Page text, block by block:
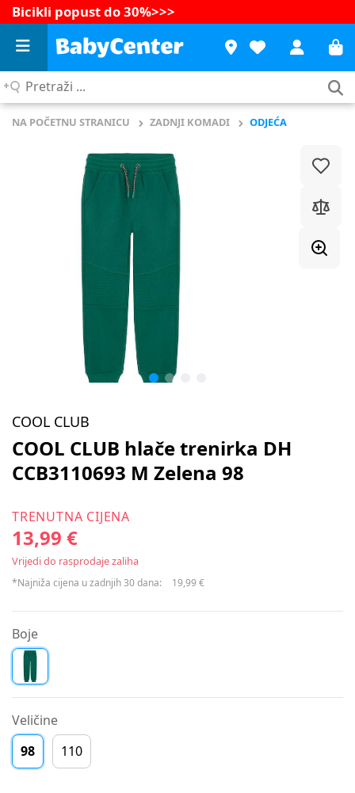
Bicikli popust do 30%>>>
Pretraži
NA POČETNU STRANICU ZADNJI KOMADI ODJEĆA
COOL CLUB
COOL CLUB hlače trenirka DH
CCB3110693 M Zelena 98
TRENUTNA CIJENA
13,99 €
Vrijedi do rasprodaje zaliha
*Najniža cijena u zadnjih 30 dana: 19,99 €
Boje
Veličine
98
110